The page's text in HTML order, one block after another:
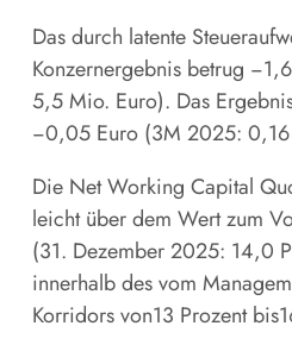
Das durch latente
Konzernergebnis betrug
5,5 Mio. Euro). Das
−0,05 Euro (3M 2025:
Die Net Working Capital
leicht über dem Wert zum
(31. Dezember 2025: 14,0
innerhalb des vom
Korridors von13 Prozent